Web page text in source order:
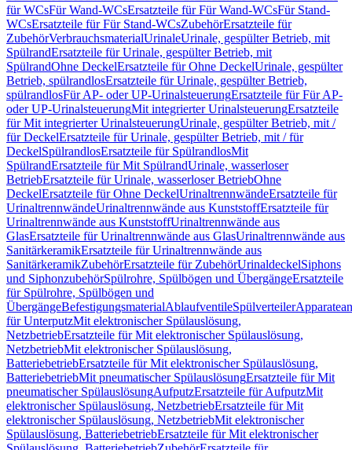
für WCsFür Wand-WCsErsatzteile für Für Wand-WCsFür Stand-
WCsErsatzteile für Für Stand-WCsZubehörErsatzteile für
ZubehörVerbrauchsmaterialUrinaleUrinale, gespülter Betrieb, mit
SpülrandErsatzteile für Urinale, gespülter Betrieb, mit
SpülrandOhne DeckelErsatzteile für Ohne DeckelUrinale, gespülter
Betrieb, spülrandlosErsatzteile für Urinale, gespülter Betrieb,
spülrandlosFür AP- oder UP-UrinalsteuerungErsatzteile für Für AP-
oder UP-UrinalsteuerungMit integrierter UrinalsteuerungErsatzteile
für Mit integrierter UrinalsteuerungUrinale, gespülter Betrieb, mit /
für DeckelErsatzteile für Urinale, gespülter Betrieb, mit / für
DeckelSpülrandlosErsatzteile für SpülrandlosMit
SpülrandErsatzteile für Mit SpülrandUrinale, wasserloser
BetriebErsatzteile für Urinale, wasserloser BetriebOhne
DeckelErsatzteile für Ohne DeckelUrinaltrennwändeErsatzteile für
UrinaltrennwändeUrinaltrennwände aus KunststoffErsatzteile für
Urinaltrennwände aus KunststoffUrinaltrennwände aus
GlasErsatzteile für Urinaltrennwände aus GlasUrinaltrennwände aus
SanitärkeramikErsatzteile für Urinaltrennwände aus
SanitärkeramikZubehörErsatzteile für ZubehörUrinaldeckelSiphons
und SiphonzubehörSpülrohre, Spülbögen und ÜbergängeErsatzteile
für Spülrohre, Spülbögen und
ÜbergängeBefestigungsmaterialAblaufventileSpülverteiler
für UnterputzMit elektronischer Spülauslösung,
NetzbetriebErsatzteile für Mit elektronischer Spülauslösung,
NetzbetriebMit elektronischer Spülauslösung,
BatteriebetriebErsatzteile für Mit elektronischer Spülauslösung,
BatteriebetriebMit pneumatischer SpülauslösungErsatzteile für Mit
pneumatischer SpülauslösungAufputzErsatzteile für AufputzMit
elektronischer Spülauslösung, NetzbetriebErsatzteile für Mit
elektronischer Spülauslösung, NetzbetriebMit elektronischer
Spülauslösung, BatteriebetriebErsatzteile für Mit elektronischer